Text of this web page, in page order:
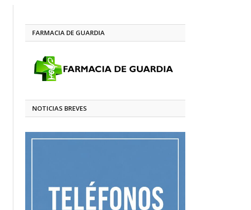
FARMACIA DE GUARDIA
NOTICIAS BREVES